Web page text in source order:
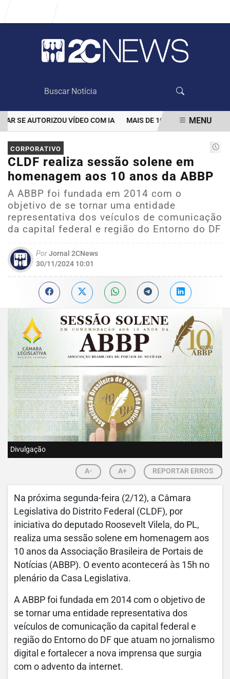
AUTORIZOU VÍDEO COM IA MAIS DE 100 MIL CLIENTES AINDA
EM ALTA
MENU
CORPORATIVO
CLDF realiza sessão solene em
homenagem aos 10 anos da ABBP
A ABBP foi fundada em 2014 com o
objetivo de se tornar uma entidade
representativa dos veículos de comunicação
da capital federal e região do Entorno do DF
PorJornal 2CNews
30/11/2024 10:01
Divulgação
A- A+ REPORTAR ERROS
Na próxima segunda-feira (2/12), a Câmara
Legislativa do Distrito Federal (CLDF), por
iniciativa do deputado Roosevelt Vilela, do PL,
realiza uma sessão solene em homenagem aos
10 anos da Associação Brasileira de Portais de
Notícias (ABBP). O evento acontecerá às 15h no
plenário da Casa Legislativa.
A ABBP foi fundada em 2014 com o objetivo de
se tornar uma entidade representativa dos
veículos de comunicação da capital federal e
região do Entorno do DF que atuam no jornalismo
digital e fortalecer a nova imprensa que surgia
com o advento da internet.